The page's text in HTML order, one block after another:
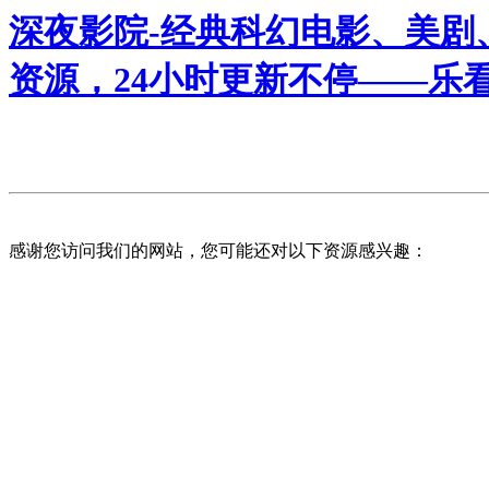
深夜影院-经典科幻电影、美
资源，24小时更新不停——乐
感谢您访问我们的网站，您可能还对以下资源感兴趣：